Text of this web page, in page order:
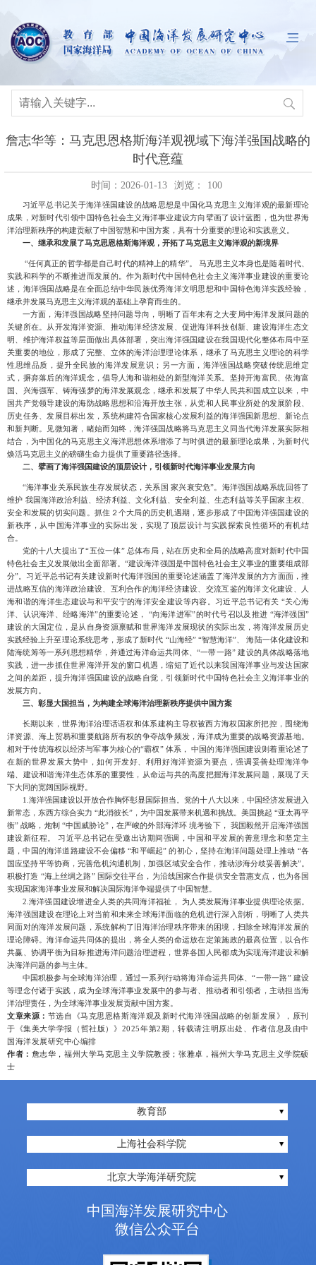
詹志华等：马克思恩格斯海洋观视域下海洋强国战略的
时代意蕴
时间：2026-01-13 浏览： 100
习近平总书记关于海洋强国建设的战略思想是中国化马克思主义海洋观的最新理论
成果， 对新时代引领中国特色社会主义海洋事业建设方向擘画了设计蓝图，也为世界海
洋治理新秩序的构建贡献了中国智慧和中国方案， 具有十分重要的理论和实践意义。
一、 继承和发展了马克思恩格斯海洋观， 开拓了马克思主义海洋观的新境界
“任何真正的哲学都是自己时代的精神上的精华”。 马克思主义本身也是随着时代、
实践和科学的不断推进而发展的。作为新时代中国特色社会主义海洋事业建设的重要论
述，海洋强国战略是在全面总结中华民族优秀海洋文明思想和中国特色海洋实践经验，
继承并发展马克思主义海洋观的基础上孕育而生的。
一方面，海洋强国战略坚持问题导向，明晰了百年未有之大变局中海洋发展问题的
关键所在。从开发海洋资源、推动海洋经济发展、促进海洋科技创新、建设海洋生态文
明、维护海洋权益等层面做出具体部署，突出海洋强国建设在我国现代化整体布局中至
关重要的地位，形成了完整、立体的海洋治理理论体系，继承了马克思主义理论的科学
性思维品质，提升全民族的海洋发展意识；另一方面，海洋强国战略突破传统思维定
式，摒弃落后的海洋观念，倡导人海和谐相处的新型海洋关系。坚持开海富民、依海富
国、兴海强军、铸海强梦的海洋发展观念，继承和发展了中华人民共和国成立以来，中
国共产党领导建设的海防战略思想和沿海开放主张，从党和人民事业所处的发展阶段、
历史任务、发展目标出发，系统构建符合国家核心发展利益的海洋强国新思想、新论点
和新判断。见微知著，睹始而知终，海洋强国战略将马克思主义同当代海洋发展实际相
结合，为中国化的马克思主义海洋思想体系增添了与时俱进的最新理论成果，为新时代
焕活马克思主义的磅礴生命力提供了重要路径选择。
二、 擘画了海洋强国建设的顶层设计，引领新时代海洋事业发展方向
“海洋事业关系民族生存发展状态，关系国 家兴衰安危”。海洋强国战略系统回答了
维护 我国海洋政治利益、经济利益、文化利益、安全利益、生态利益等关乎国家主权、
安全和发展的切实问题。抓住２个大局的历史机遇期，逐步形成了中国海洋强国建设的
新秩序，从中国海洋事业的实际出发，实现了顶层设计与实践探索良性循环的有机结
合。
党的十八大提出了“五位一体” 总体布局，站在历史和全局的战略高度对新时代中国
特色社会主义发展做出全面部署。“建设海洋强国是中国特色社会主义事业的重要组成部
分”。习近平总书记有关建设新时代海洋强国的重要论述涵盖了海洋发展的方方面面，推
进战略互信的海洋政治建设、互利合作的海洋经济建设、交流互鉴的海洋文化建设、人
海和谐的海洋生态建设与和平安宁的海洋安全建设等内容。习近平总书记有关 “关心海
洋、认识海洋、经略海洋”的重要论述， “向海洋进军”的时代号召以及推进 “海洋强国”
建设的大国定位，是从自身资源禀赋和世界海洋发展现状的实际出发，将海洋发展历史
实践经验上升至理论系统思考，形成了新时代 “山海经” “智慧海洋”、 海陆一体化建设和
陆海统筹等一系列思想精华，并通过海洋命运共同体、“一带一路” 建设的具体战略落地
实践，进一步抓住世界海洋开发的窗口机遇，缩短了近代以来我国海洋事业与发达国家
之间的差距，提升海洋强国建设的战略自觉，引领新时代中国特色社会主义海洋事业的
发展方向。
三、 彰显大国担当，为构建全球海洋治理新秩序提供中国方案
长期以来，世界海洋治理话语权和体系建构主导权被西方海权国家所把控，围绕海
洋资源、海上贸易和重要航路所有权的争夺战争频发，海洋成为重要的战略资源基地。
相对于传统海权以经济与军事为核心的“霸权” 体系， 中国的海洋强国建设则着重论述了
在新的世界发展大势中，如何开发好、利用好海洋资源为要点，强调妥善处理海洋争
端、建设和谐海洋生态体系的重要性，从命运与共的高度把握海洋发展问题，展现了天
下大同的宽阔国际视野。
1.海洋强国建设以开放合作胸怀彰显国际担当。党的十八大以来，中国经济发展进入
新常态，东西方综合实力 “此消彼长”，为中国发展带来机遇和挑战。美国挑起 “亚太再平
衡” 战略，炮制 “中国威胁论”，在严峻的外部海洋环 境考验下， 我国毅然开启海洋强国
建设新征程。 习近平总书记在受邀出访期间强调，中国和平发展的善意理念和坚定主
题，中国的海洋道路建设不会偏移 “和平崛起” 的初心，坚持在海洋问题处理上推动 “各
国应坚持平等协商，完善危机沟通机制，加强区域安全合作，推动涉海分歧妥善解决”。
积极打造 “海上丝绸之路” 国际交往平台，为沿线国家合作提供安全普惠支点，也为各国
实现国家海洋事业发展和解决国际海洋争端提供了中国智慧。
2.海洋强国建设增进全人类的共同海洋福祉， 为人类发展海洋事业提供理论依据。
海洋强国建设在理论上对当前和未来全球海洋面临的危机进行深入剖析，明晰了人类共
同面对的海洋发展问题，系统解构了旧海洋治理秩序带来的困境，扫除全球海洋发展的
理论障碍。海洋命运共同体的提出，将全人类的命运放在定策施政的最高位置，以合作
共赢、协调平衡为目标推进海洋问题治理进程，世界各国人民都成为实现海洋建设和解
决海洋问题的参与主体。
中国积极参与全球海洋治理，通过一系列行动将海洋命运共同体、“一带一路” 建设
等理念付诸于实践，成为全球海洋事业发展中的参与者、推动者和引领者，主动担当海
洋治理责任，为全球海洋事业发展贡献中国方案。
文章来源： 节选自《马克思恩格斯海洋观及新时代海洋强国战略的创新发展》，原刊
于《集美大学学报（哲社版）》 2025年第2期，转载请注明原出处、作者信息及由中
国海洋发展研究中心编排
作者： 詹志华，福州大学马克思主义学院教授；张雅卓，福州大学马克思主义学院硕
士
教育部
上海社会科学院
北京大学海洋研究院
中国海洋发展研究中心
微信公众平台